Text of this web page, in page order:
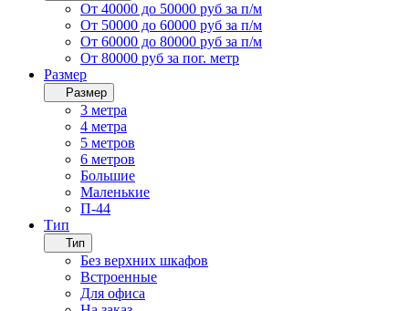
От 40000 до 50000 руб за п/м
От 50000 до 60000 руб за п/м
От 60000 до 80000 руб за п/м
От 80000 руб за пог. метр
Размер
Размер
3 метра
4 метра
5 метров
6 метров
Большие
Маленькие
П-44
Тип
Тип
Без верхних шкафов
Встроенные
Для офиса